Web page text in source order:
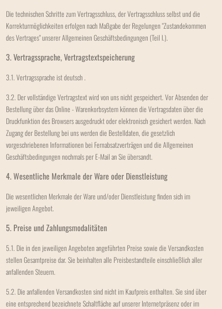
Die technischen Schritte zum Vertragsschluss, der Vertragsschluss selbst und die
Korrekturmöglichkeiten erfolgen nach Maßgabe der Regelungen "Zustandekommen
des Vertrages" unserer Allgemeinen Geschäftsbedingungen (Teil I.).
3. Vertragssprache, Vertragstextspeicherung
3.1. Vertragssprache ist deutsch .
3.2. Der vollständige Vertragstext wird von uns nicht gespeichert. Vor Absenden der
Bestellungüber das Online - Warenkorbsystemkönnen die Vertragsdaten über die
Druckfunktion des Browsers ausgedruckt oder elektronisch gesichert werden. Nach
Zugang der Bestellung bei uns werden die Bestelldaten, die gesetzlich
vorgeschriebenen Informationen bei Fernabsatzverträgen und die Allgemeinen
Geschäftsbedingungen nochmals per E-Mail an Sie übersandt.
4. Wesentliche Merkmale der Ware oder Dienstleistung
Die wesentlichen Merkmale der Ware und/oder Dienstleistung finden sich im
jeweiligen Angebot.
5. Preise und Zahlungsmodalitäten
5.1. Die in den jeweiligen Angeboten angeführten Preise sowie die Versandkosten
stellen Gesamtpreise dar. Sie beinhalten alle Preisbestandteile einschließlich aller
anfallenden Steuern.
5.2. Die anfallenden Versandkosten sind nicht im Kaufpreis enthalten. Sie sind über
eine entsprechend bezeichnete Schaltfläche auf unserer Internetpräsenz oder im